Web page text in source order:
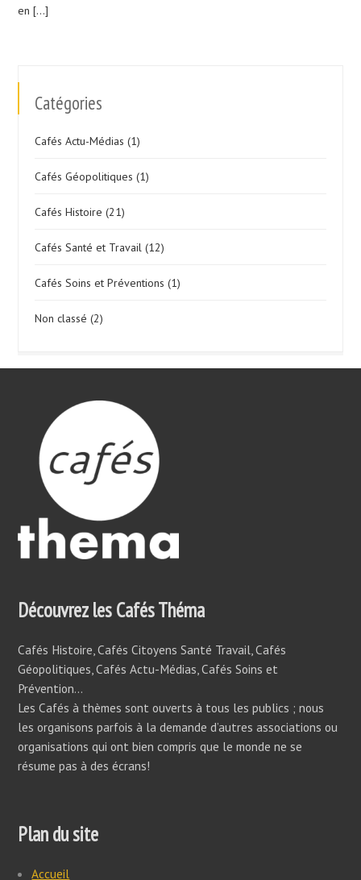
en […]
Catégories
Cafés Actu-Médias (1)
Cafés Géopolitiques (1)
Cafés Histoire (21)
Cafés Santé et Travail (12)
Cafés Soins et Préventions (1)
Non classé (2)
Découvrez les Cafés Théma
Cafés Histoire, Cafés Citoyens Santé Travail, Cafés
Géopolitiques, Cafés Actu-Médias, Cafés Soins et
Prévention…
Les Cafés à thèmes sont ouverts à tous les publics ; nous
les organisons parfois à la demande d’autres associations ou
organisations qui ont bien compris que le monde ne se
résume pas à des écrans!
Plan du site
Accueil